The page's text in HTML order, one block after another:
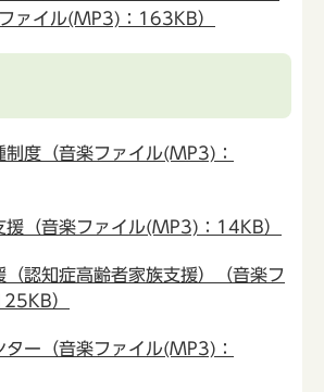
ァイル(MP3)：163KB）
制度（音楽ファイル(MP3)：
援（音楽ファイル(MP3)：14KB）
（認知症高齢者家族支援）（音楽フ
）
ター（音楽ファイル(MP3)：